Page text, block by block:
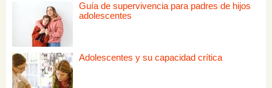
Guía de supervivencia para padres de hijos
adolescentes
Adolescentes y su capacidad crítica